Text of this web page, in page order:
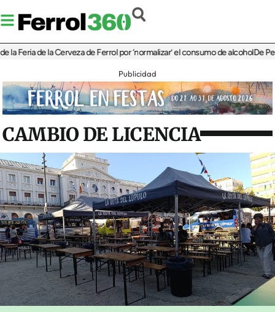
de la Cerveza de Ferrol por ‘normalizar’ el consumo de alcoholDe Perlío a
Publicidad
CAMBIO DE LICENCIA